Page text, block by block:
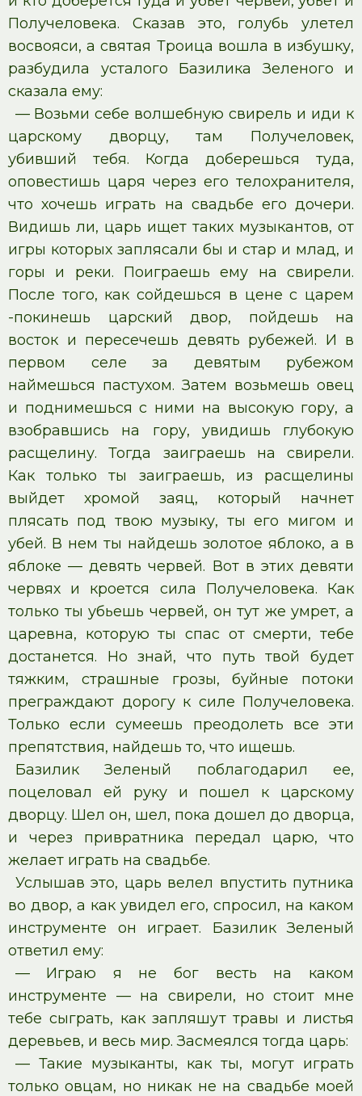
Получеловека. Сказав это, голубь улетел
восвояси, а святая Троица вошла в избушку,
разбудила усталого Базилика Зеленого и
сказала ему:
— Возьми себе волшебную свирель и иди к
царскому дворцу, там Получеловек,
убивший тебя. Когда доберешься туда,
оповестишь царя через его телохранителя,
что хочешь играть на свадьбе его дочери.
Видишь ли, царь ищет таких музыкантов, от
игры которых заплясали бы и стар и млад, и
горы и реки. Поиграешь ему на свирели.
После того, как сойдешься в цене с царем
-покинешь царский двор, пойдешь на
восток и пересечешь девять рубежей. И в
первом селе за девятым рубежом
наймешься пастухом. Затем возьмешь овец
и поднимешься с ними на высокую гору, а
взобравшись на гору, увидишь глубокую
расщелину. Тогда заиграешь на свирели.
Как только ты заиграешь, из расщелины
выйдет хромой заяц, который начнет
плясать под твою музыку, ты его мигом и
убей. В нем ты найдешь золотое яблоко, а в
яблоке — девять червей. Вот в этих девяти
червях и кроется сила Получеловека. Как
только ты убьешь червей, он тут же умрет, а
царевна, которую ты спас от смерти, тебе
достанется. Но знай, что путь твой будет
тяжким, страшные грозы, буйные потоки
преграждают дорогу к силе Получеловека.
Только если сумеешь преодолеть все эти
препятствия, найдешь то, что ищешь.
Базилик Зеленый поблагодарил ее,
поцеловал ей руку и пошел к царскому
дворцу. Шел он, шел, пока дошел до дворца,
и через привратника передал царю, что
желает играть на свадьбе.
Услышав это, царь велел впустить путника
во двор, а как увидел его, спросил, на каком
инструменте он играет. Базилик Зеленый
ответил ему:
— Играю я не бог весть на каком
инструменте — на свирели, но стоит мне
тебе сыграть, как запляшут травы и листья
деревьев, и весь мир. Засмеялся тогда царь:
— Такие музыканты, как ты, могут играть
только овцам, но никак не на свадьбе моей